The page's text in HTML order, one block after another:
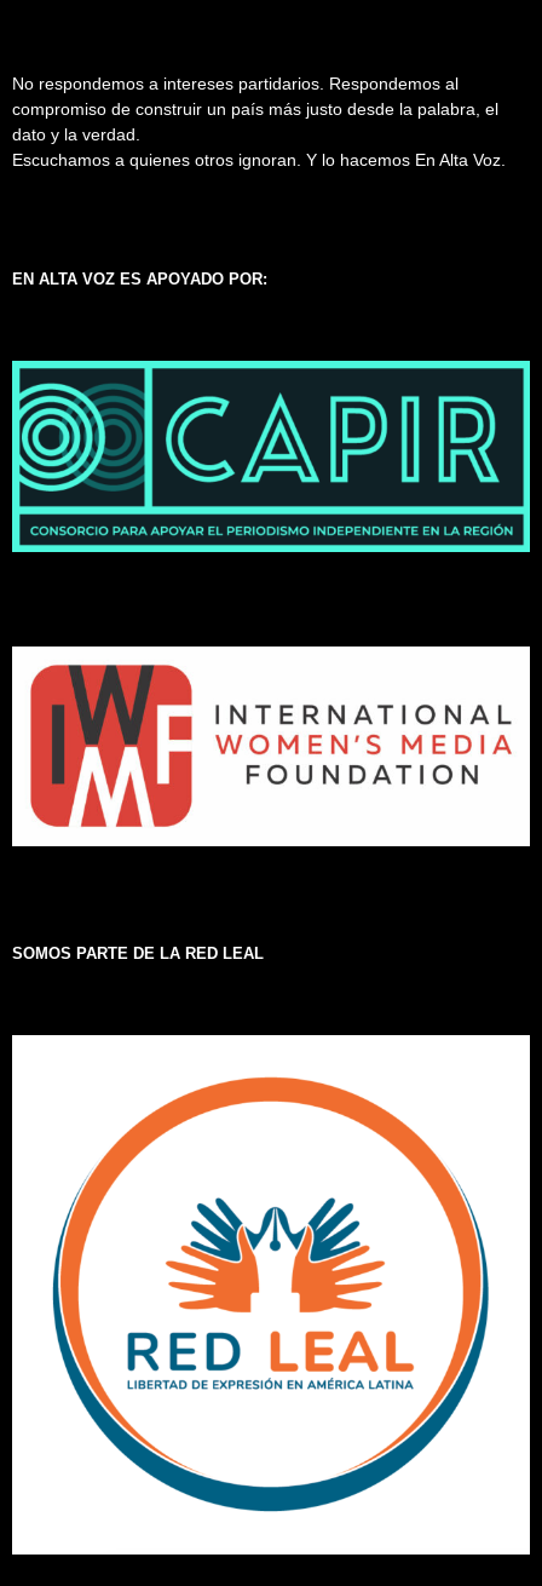
No respondemos a intereses partidarios. Respondemos al
compromiso de construir un país más justo desde la palabra, el
dato y la verdad.
Escuchamos a quienes otros ignoran. Y lo hacemos En Alta Voz.
EN ALTA VOZ ES APOYADO POR:
SOMOS PARTE DE LA RED LEAL